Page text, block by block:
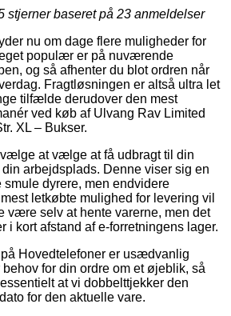
stjerner baseret på 23 anmeldelser
nu om dage flere muligheder for
populær er på nuværende
og så afhenter du blot ordren når
Fragtløsningen er altså ultra let
tilfælde derudover den mest
ved køb af Ulvang Rav Limited
XL – Bukser.
at vælge at få udbragt til din
arbejdsplads. Denne viser sig en
dyrere, men endvidere
letkøbte mulighed for levering vil
være selv at hente varerne, men det
i kort afstand af e-forretningens lager.
Hovedtelefoner er usædvanlig
for din ordre om et øjeblik, så
at vi dobbelttjekker den
for den aktuelle vare.